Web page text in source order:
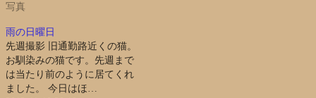
写真
雨の日曜日
先週撮影 旧通勤路近くの猫。
お馴染みの猫です。先週まで
は当たり前のように居てくれ
ました。 今日はほ…